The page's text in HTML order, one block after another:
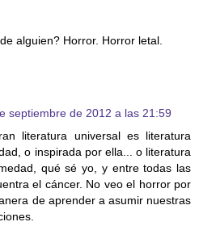
alguien? Horror. Horror letal.
septiembre de 2012 a las 21:59
literatura universal es literatura
o inspirada por ella... o literatura
qué sé yo, y entre todas las
el cáncer. No veo el horror por
de aprender a asumir nuestras